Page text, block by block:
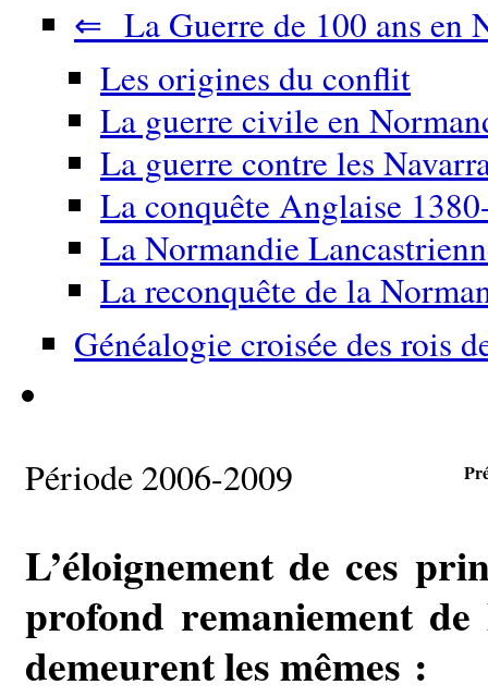
⇐ La Guerre de 100 ans en
Les origines du conflit
La guerre civile en
La guerre contre les
La conquête Anglaise
La Normandie
La reconquête de la
Généalogie croisée des rois
Période 2006-2009
L’éloignement de ces
profond remaniement
demeurent les mêmes :